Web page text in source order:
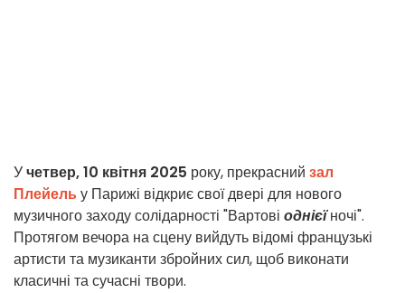
Учетвер, 10 квітня 2025 року, прекрасний зал
Плейель у Парижі відкриє свої двері для нового
музичного заходу солідарності "Вартові однієїночі".
Протягом вечора на сцену вийдуть відомі французькі
артисти та музиканти збройних сил, щоб виконати
класичні та сучасні твори.